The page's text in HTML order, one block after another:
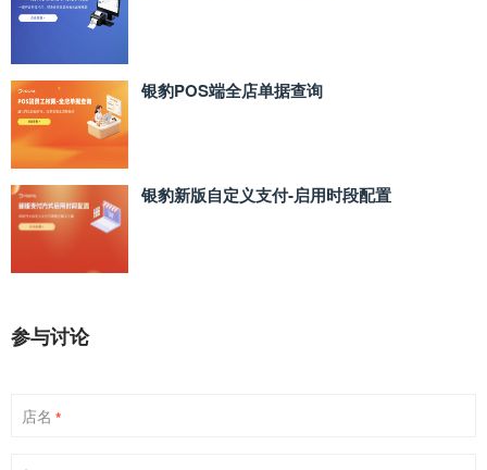
银豹POS端全店单据查询
银豹新版自定义支付‑启用时段配置
参与讨论
店名 *